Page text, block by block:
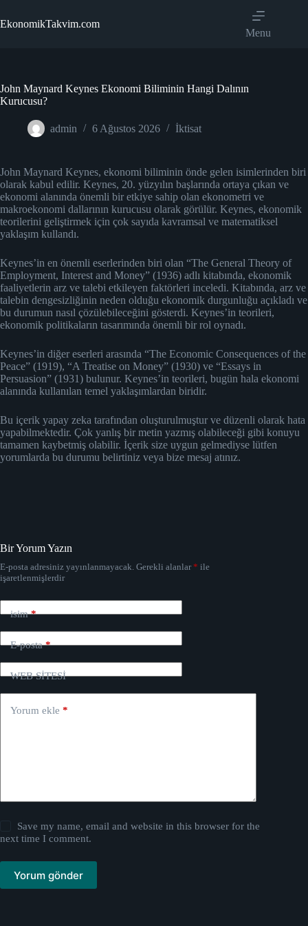
to
content
EkonomikTakvim.com
Menu
John Maynard Keynes Ekonomi Biliminin Hangi Dalının
Kurucusu?
admin 6 Ağustos 2026 İktisat
John Maynard Keynes, ekonomi biliminin önde gelen isimlerinden biri
olarak kabul edilir. Keynes, 20. yüzyılın başlarında ortaya çıkan ve
ekonomi alanında önemli bir etkiye sahip olan ekonometri ve
makroekonomi dallarının kurucusu olarak görülür. Keynes, ekonomik
teorilerini geliştirmek için çok sayıda kavramsal ve matematiksel
yaklaşım kullandı.
Keynes’in en önemli eserlerinden biri olan “The General Theory of
Employment, Interest and Money” (1936) adlı kitabında, ekonomik
faaliyetlerin arz ve talebi etkileyen faktörleri inceledi. Kitabında, arz ve
talebin dengesizliğinin neden olduğu ekonomik durgunluğu açıkladı ve
bu durumun nasıl çözülebileceğini gösterdi. Keynes’in teorileri,
ekonomik politikaların tasarımında önemli bir rol oynadı.
Keynes’in diğer eserleri arasında “The Economic Consequences of the
Peace” (1919), “A Treatise on Money” (1930) ve “Essays in
Persuasion” (1931) bulunur. Keynes’in teorileri, bugün hala ekonomi
alanında kullanılan temel yaklaşımlardan biridir.
Bu içerik yapay zeka tarafından oluşturulmuştur ve düzenli olarak hata
yapabilmektedir. Çok yanlış bir metin yazmış olabileceği gibi konuyu
tamamen kaybetmiş olabilir. İçerik size uygun gelmediyse lütfen
yorumlarda bu durumu belirtiniz veya bize mesaj atınız.
Bir Yorum Yazın
E-posta adresiniz yayınlanmayacak. Gerekli alanlar* ile
işaretlenmişlerdir
isim*
E-posta*
WEB SİTESİ
Yorum ekle *
Save my name, email and website in this browser for the
next time I comment.
Yorum gönder